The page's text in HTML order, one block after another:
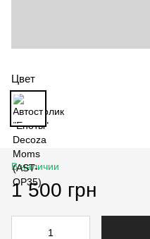
Цвет
В наличии
1 500 грн